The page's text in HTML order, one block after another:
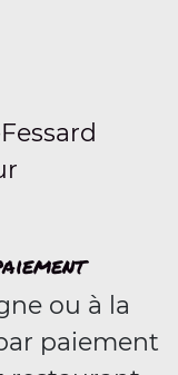
ou à la
paiement